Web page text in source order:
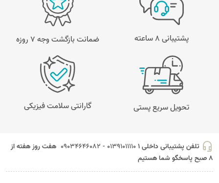
پشتیبانی 8 ساعته ضمانت بازگشت وجه ۷ روزه
تحویل سریع پستی گارانتی سلامت فیزیکی
headset_mic تلفن پشتیبانی داخلی 1 01391011110 - 09034646082
هفت روز هفته از
8 صبح پاسخگو شما هستیم